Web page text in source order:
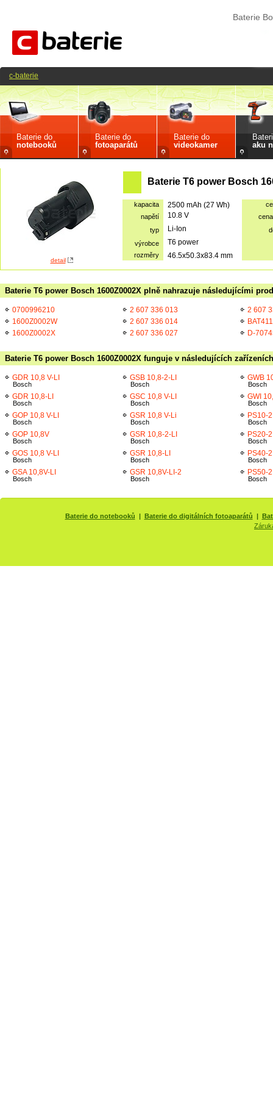
Baterie
Baterie do
notebooků
Baterie do
fotoaparátů
Baterie do
videokamer
aku
detail
Baterie T6 power Bosch
kapacita 2500 mAh (27 Wh)
napětí
10.8 V
typ
Li-Ion
výrobce
T6 power
rozměry 46.5x50.3x83.4 mm
Baterie T6 power Bosch 1600Z0002X plně nahrazuje následujícími
0700996210
1600Z0002W
1600Z0002X
2 607 336 013
2 607 336 014
2 607 336 027
2 607
BAT411
D-
Baterie T6 power Bosch 1600Z0002X funguje v následujících zařízeních
GDR 10,8 V-LI
Bosch
GDR 10,8-LI
Bosch
GOP 10,8 V-LI
Bosch
GOP 10,8V
Bosch
GOS 10,8 V-LI
Bosch
GSA 10,8V-LI
Bosch
GSB 10,8-2-LI
Bosch
GSC 10,8 V-LI
Bosch
GSR 10,8 V-Li
Bosch
GSR 10,8-2-LI
Bosch
GSR 10,8-LI
Bosch
GSR 10,8V-LI-2
Bosch
GWB
Bosch
GWI
Bosch
PS10-2
Bosch
PS20-2
Bosch
PS40-2
Bosch
PS50-2
Bosch
c-baterie
Baterie do notebooků | Baterie do digitálních fotoaparátů |